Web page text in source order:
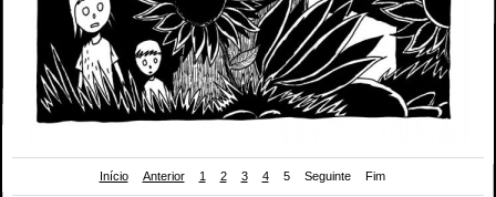
Início Anterior 1 2 3 4 5 Seguinte Fim